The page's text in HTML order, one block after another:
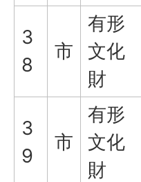
3
8
市
有形
文化
財
3
9
市
有形
文化
財